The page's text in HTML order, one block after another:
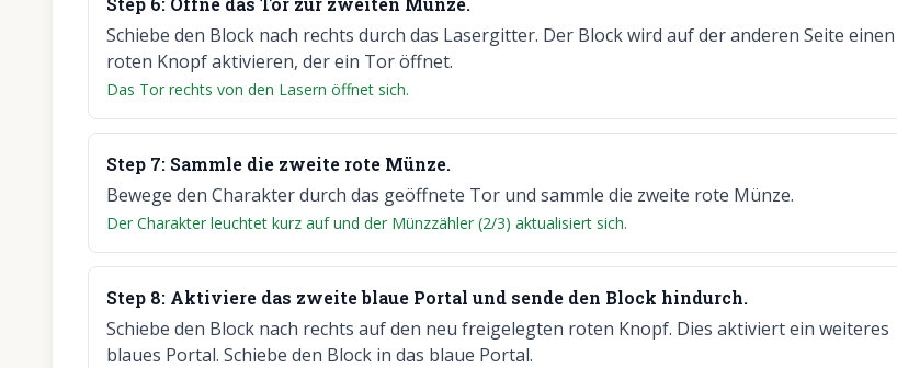
Schiebe den Block nach rechts durch das Lasergitter. Der Block wird auf der anderen Seite einen
roten Knopf aktivieren, der ein Tor öffnet.
Das Tor rechts von den Lasern öffnet sich.
Step 7: Sammle die zweite rote Münze.
Bewege den Charakter durch das geöffnete Tor und sammle die zweite rote Münze.
Der Charakter leuchtet kurz auf und der Münzzähler (2/3) aktualisiert sich.
Step 8: Aktiviere das zweite blaue Portal und sende den Block hindurch.
Schiebe den Block nach rechts auf den neu freigelegten roten Knopf. Dies aktiviert ein weiteres
blaues Portal. Schiebe den Block in das blaue Portal.